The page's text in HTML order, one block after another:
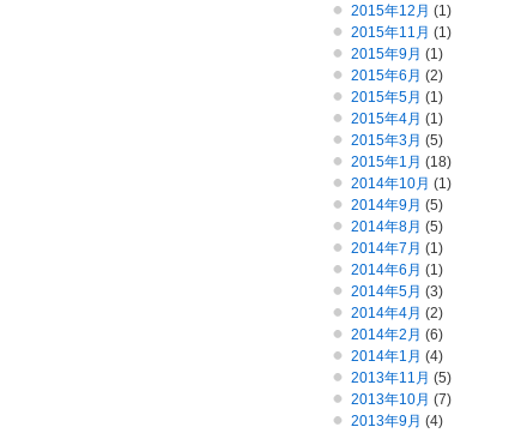
2015年12月 (1)
2015年11月 (1)
2015年9月 (1)
2015年6月 (2)
2015年5月 (1)
2015年4月 (1)
2015年3月 (5)
2015年1月 (18)
2014年10月 (1)
2014年9月 (5)
2014年8月 (5)
2014年7月 (1)
2014年6月 (1)
2014年5月 (3)
2014年4月 (2)
2014年2月 (6)
2014年1月 (4)
2013年11月 (5)
2013年10月 (7)
2013年9月 (4)